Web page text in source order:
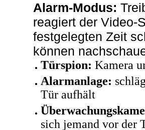
Alarm-Modus:
reagiert der Video-
festgelegten Zeit
können
Türspion: Kamera
Alarmanlage:
Tür aufhält
sich jemand vor der